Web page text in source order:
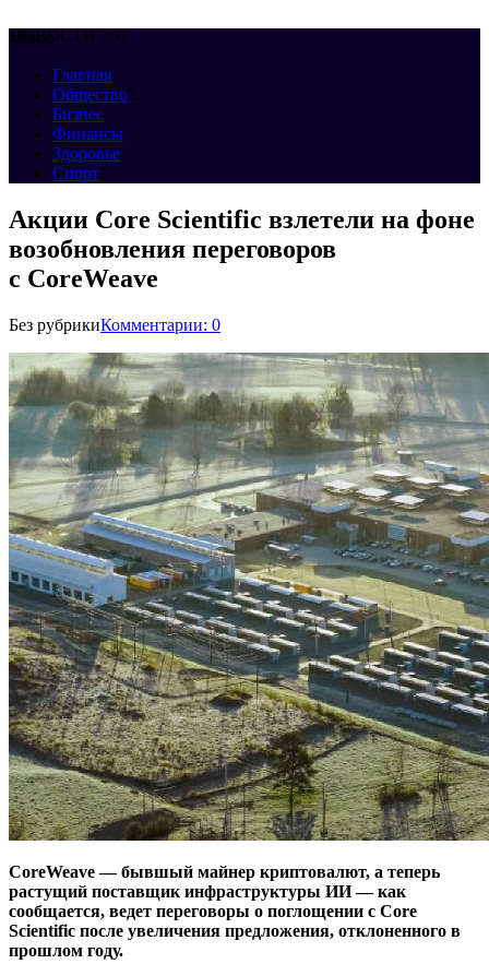
НОВОСТИ 360
Меню
Главная
Общество
Бизнес
Финансы
Здоровье
Спорт
Акции Core Scientific взлетели на фоне
возобновления переговоров
с CoreWeave
Без рубрикиКомментарии: 0
CoreWeave — бывшый майнер криптовалют, а теперь
растущий поставщик инфраструктуры ИИ — как
сообщается, ведет переговоры о поглощении с Core
Scientific после увеличения предложения, отклоненного в
прошлом году.